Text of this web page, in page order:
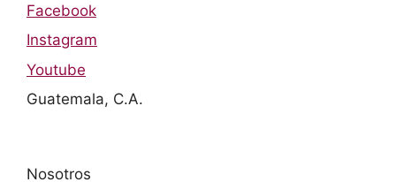
Facebook
Instagram
Youtube
Guatemala, C.A.
Nosotros